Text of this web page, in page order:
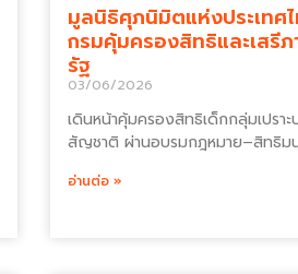
มูลนิธิศุภนิมิตแห่งประเทศ
กรมคุ้มครองสิทธิและเสรี
รัฐ
03/06/2026
เดินหน้าคุ้มครองสิทธิเด็กกลุ่มเปราะ
สัญชาติ ผ่านอบรมกฎหมาย–สิทธิม
อ่านต่อ »